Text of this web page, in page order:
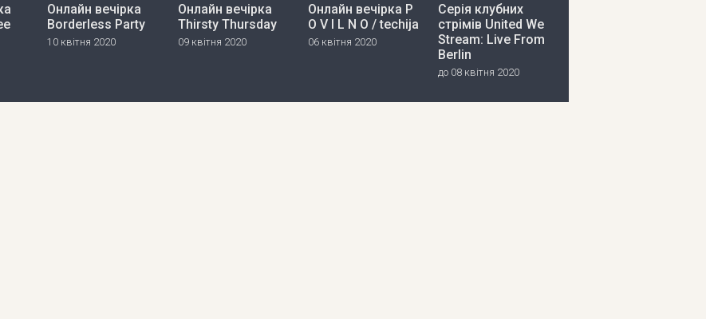
Онлайн вечірка
Borderless Party
10 квітня 2020
Онлайн вечірка
Thirsty Thursday
09 квітня 2020
Онлайн вечірка P
O V I L N O / techija
06 квітня 2020
Серія клубних
стрімів United We
Stream: Live From
Berlin
до 08 квітня 2020